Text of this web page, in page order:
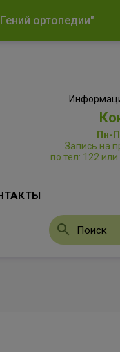
ортопедии"
Пн-
Запись на
по тел: 122